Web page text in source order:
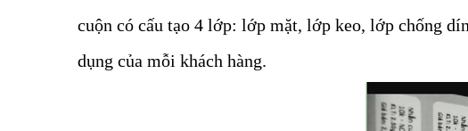
cuộn có cấu tạo 4 lớp: lớp mặt, lớp keo, lớp chống
dụng của mỗi khách hàng.